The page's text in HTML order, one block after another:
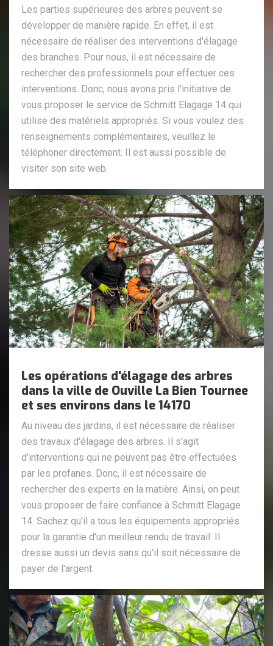
Les parties supérieures des arbres peuvent se
développer de manière rapide. En effet, il est
nécessaire de réaliser des interventions d'élagage
des branches. Pour nous, il est nécessaire de
rechercher des professionnels pour effectuer ces
interventions. Donc, nous avons pris l'initiative de
vous proposer le service de Schmitt Elagage 14 qui
utilise des matériels appropriés. Si vous voulez des
renseignements complémentaires, veuillez le
téléphoner directement. Il est aussi possible de
visiter son site web.
Les opérations d'élagage des arbres
dans la ville de Ouville La Bien Tournee
et ses environs dans le 14170
Au niveau des jardins, il est nécessaire de réaliser
des travaux d'élagage des arbres. Il s'agit
d'interventions qui ne peuvent pas être effectuées
par les profanes. Donc, il est nécessaire de
rechercher des experts en la matière. Ainsi, on peut
vous proposer de faire confiance à Schmitt Elagage
14. Sachez qu'il a tous les équipements appropriés
pour la garantie d'un meilleur rendu de travail. Il
dresse aussi un devis sans qu'il soit nécessaire de
payer de l'argent.